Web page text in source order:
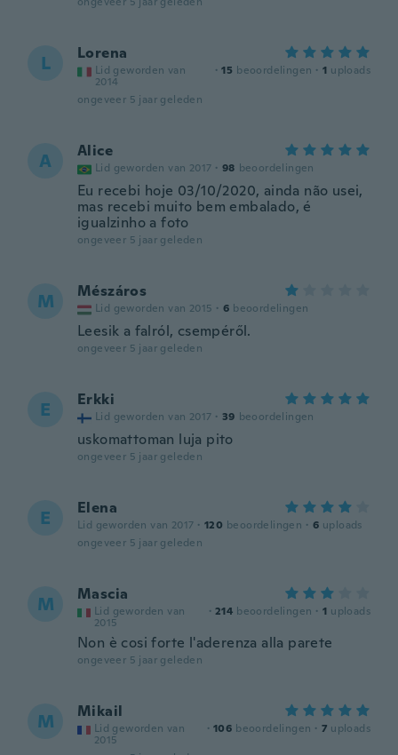
L Lorena
Lid geworden van
2014
· 15 beoordelingen · 1 uploads
ongeveer 5 jaar geleden
A Alice
Lid geworden van 2017 · 98 beoordelingen
Eu recebi hoje 03/10/2020, ainda não usei,
mas recebi muito bem embalado, é
igualzinho a foto
ongeveer 5 jaar geleden
M Mészáros
Lid geworden van 2015 · 6 beoordelingen
Leesik a falról, csempéről.
ongeveer 5 jaar geleden
E Erkki
Lid geworden van 2017 · 39 beoordelingen
uskomattoman luja pito
ongeveer 5 jaar geleden
E Elena
Lid geworden van 2017 · 120 beoordelingen · 6 uploads
ongeveer 5 jaar geleden
M Mascia
Lid geworden van
2015
· 214 beoordelingen · 1 uploads
Non è cosi forte l'aderenza alla parete
ongeveer 5 jaar geleden
M Mikail
Lid geworden van
2015
· 106 beoordelingen · 7 uploads